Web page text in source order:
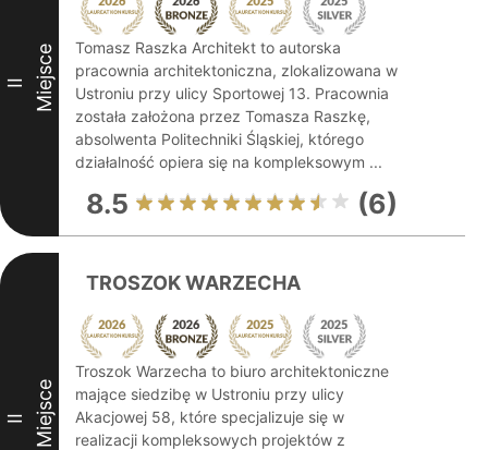
II Miejsce
Tomasz Raszka Architekt to autorska
pracownia architektoniczna, zlokalizowana w
Ustroniu przy ulicy Sportowej 13. Pracownia
została założona przez Tomasza Raszkę,
absolwenta Politechniki Śląskiej, którego
działalność opiera się na kompleksowym ...
8.5 (6)
II Miejsce
TROSZOK WARZECHA
Troszok Warzecha to biuro architektoniczne
mające siedzibę w Ustroniu przy ulicy
Akacjowej 58, które specjalizuje się w
realizacji kompleksowych projektów z